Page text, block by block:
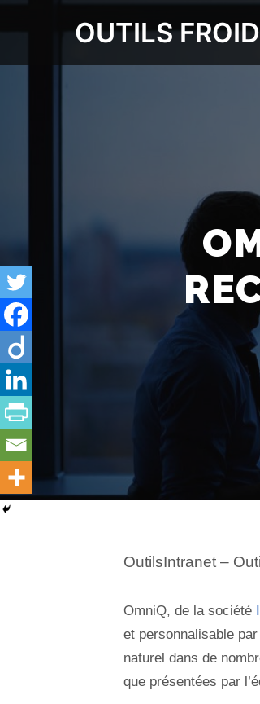
OUTILS
OutilsIntranet –
OmniQ, de la société
et personnalisable
naturel dans de
que présentées par